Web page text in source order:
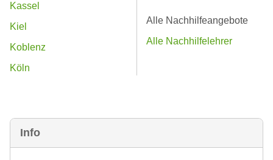
Info
Kassel
Kiel
Koblenz
Köln
Alle Nachhilfeangebote
Alle Nachhilfelehrer